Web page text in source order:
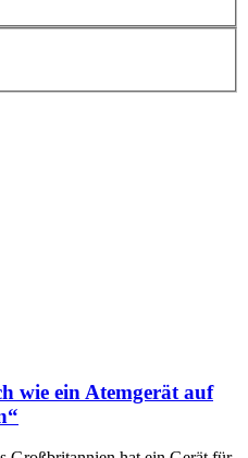
wie ein Atemgerät auf